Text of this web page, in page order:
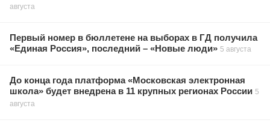
августа
Первый номер в бюллетене на выборах в ГД получила
«Единая Россия», последний – «Новые люди» 5 августа
До конца года платформа «Московская электронная
школа» будет внедрена в 11 крупных регионах России 5
августа